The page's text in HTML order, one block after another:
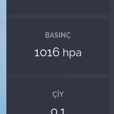
BASINÇ
1016 hpa
ÇIY